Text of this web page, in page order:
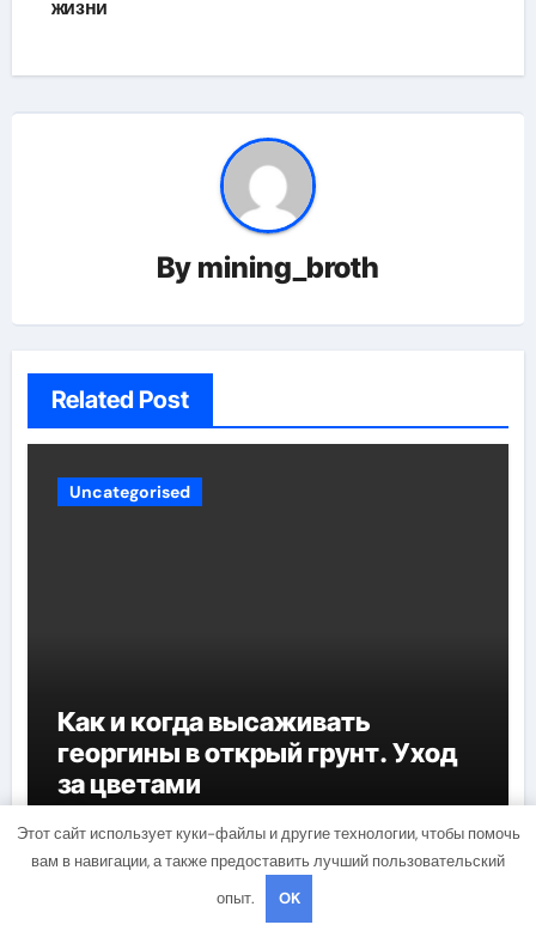
жизни
By mining_broth
Related Post
Uncategorised
Как и когда высаживать
георгины в открый грунт. Уход
за цветами
Этот сайт использует куки-файлы и другие технологии, чтобы помочь
вам в навигации, а также предоставить лучший пользовательский
опыт.
OK